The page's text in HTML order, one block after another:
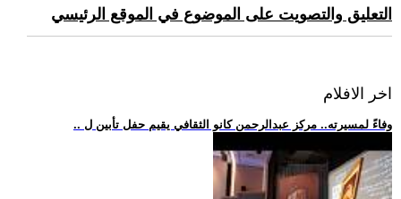
التعليق والتصويت على الموضوع في الموقع الرئيسي
اخر الافلام
.. وفاءً لمسيرته.. مركز عبدالرحمن كانو الثقافي يقيم حفل تأبين ل